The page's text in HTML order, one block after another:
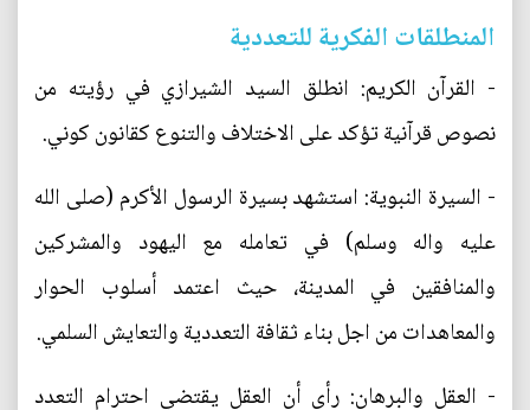
المنطلقات الفكرية للتعددية
- القرآن الكريم: انطلق السيد الشيرازي في رؤيته من
نصوص قرآنية تؤكد على الاختلاف والتنوع كقانون كوني.
- السيرة النبوية: استشهد بسيرة الرسول الأكرم (صلى الله
عليه واله وسلم) في تعامله مع اليهود والمشركين
والمنافقين في المدينة، حيث اعتمد أسلوب الحوار
والمعاهدات من اجل بناء ثقافة التعددية والتعايش السلمي.
- العقل والبرهان: رأى أن العقل يقتضي احترام التعدد